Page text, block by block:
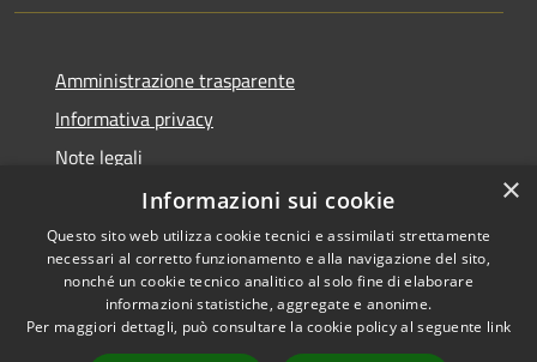
Amministrazione trasparente
Informativa privacy
Note legali
Dichiarazione di accessibilità
RSS
Accessibilità
Copyright © 2026 • Comune di
×
Informazioni sui cookie
Questo sito web utilizza cookie tecnici e assimilati strettamente
necessari al corretto funzionamento e alla navigazione del sito,
nonché un cookie tecnico analitico al solo fine di elaborare
informazioni statistiche, aggregate e anonime.
Per maggiori dettagli, può consultare la cookie policy al seguente link